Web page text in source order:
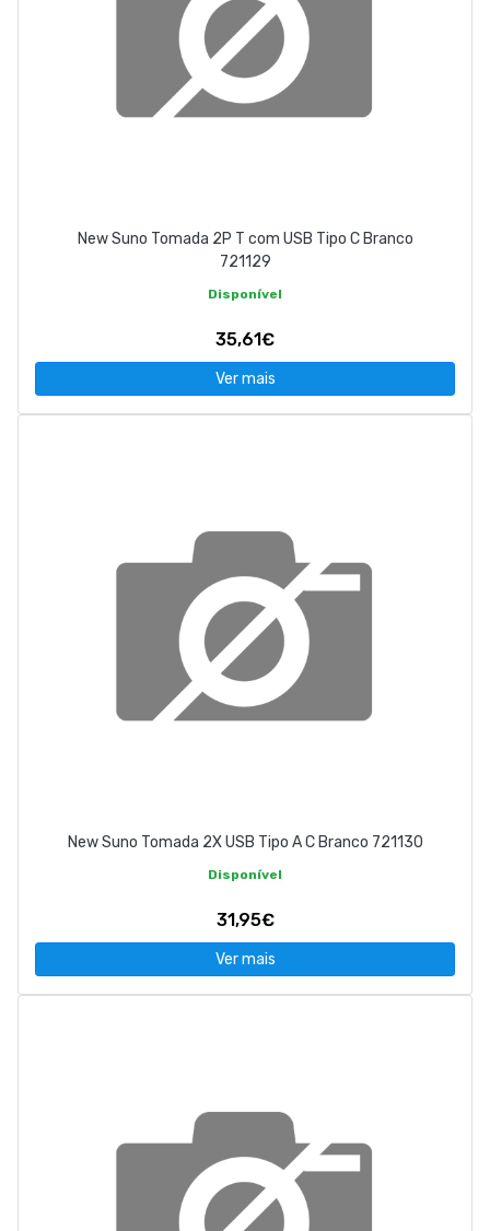
New Suno Tomada 2P T com USB Tipo C Branco
721129
Disponível
35,61€
Ver mais
New Suno Tomada 2X USB Tipo A C Branco 721130
Disponível
31,95€
Ver mais